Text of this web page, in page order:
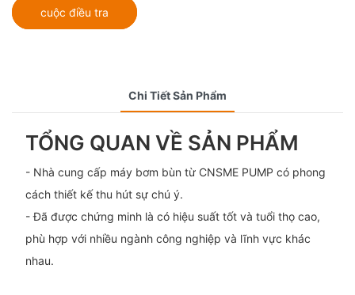
cuộc điều tra
Chi Tiết Sản Phẩm
TỔNG QUAN VỀ SẢN PHẨM
- Nhà cung cấp máy bơm bùn từ CNSME PUMP có phong
cách thiết kế thu hút sự chú ý.
- Đã được chứng minh là có hiệu suất tốt và tuổi thọ cao,
phù hợp với nhiều ngành công nghiệp và lĩnh vực khác
nhau.